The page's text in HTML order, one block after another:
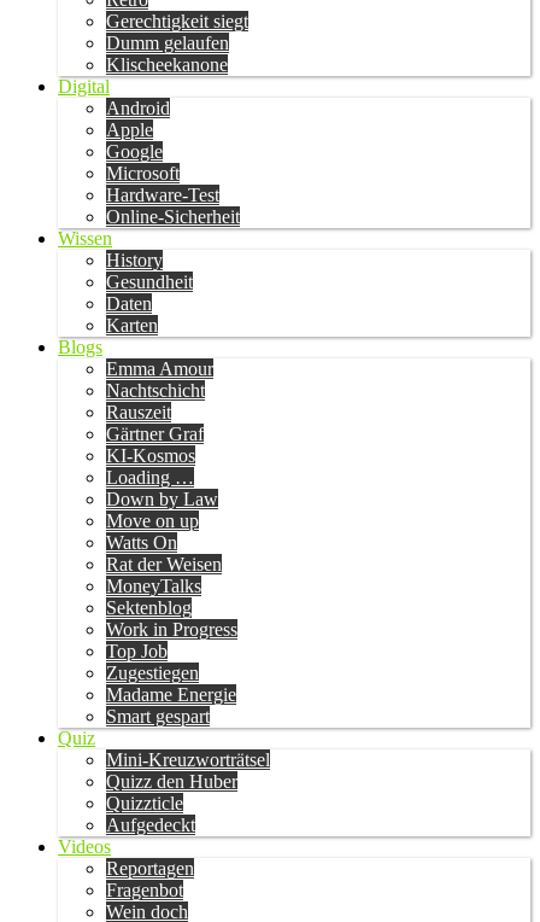
Gerechtigkeit siegt
Dumm gelaufen
Klischeekanone
Digital
Android
Apple
Google
Microsoft
Hardware-Test
Online-Sicherheit
Wissen
History
Gesundheit
Daten
Karten
Blogs
Emma Amour
Nachtschicht
Rauszeit
Gärtner Graf
KI-Kosmos
Loading …
Down by Law
Move on up
Watts On
Rat der Weisen
MoneyTalks
Sektenblog
Work in Progress
Top Job
Zugestiegen
Madame Energie
Smart gespart
Quiz
Mini-Kreuzworträtsel
Quizz den Huber
Quizzticle
Aufgedeckt
Videos
Reportagen
Fragenbot
Wein doch